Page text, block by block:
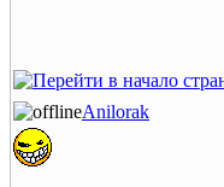
Anilorak